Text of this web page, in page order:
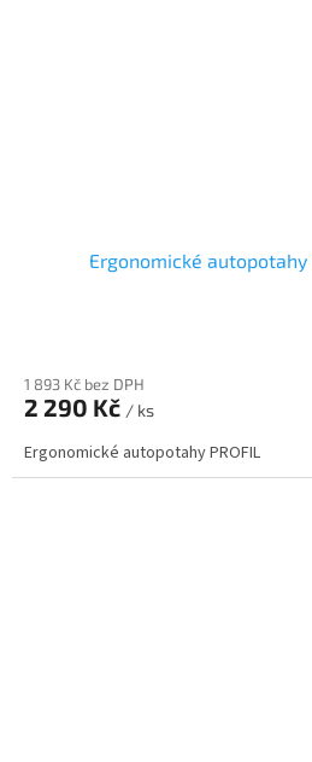
Ergonomické autopotahy
1 893 Kč bez DPH
2 290 Kč / ks
Ergonomické autopotahy PROFIL